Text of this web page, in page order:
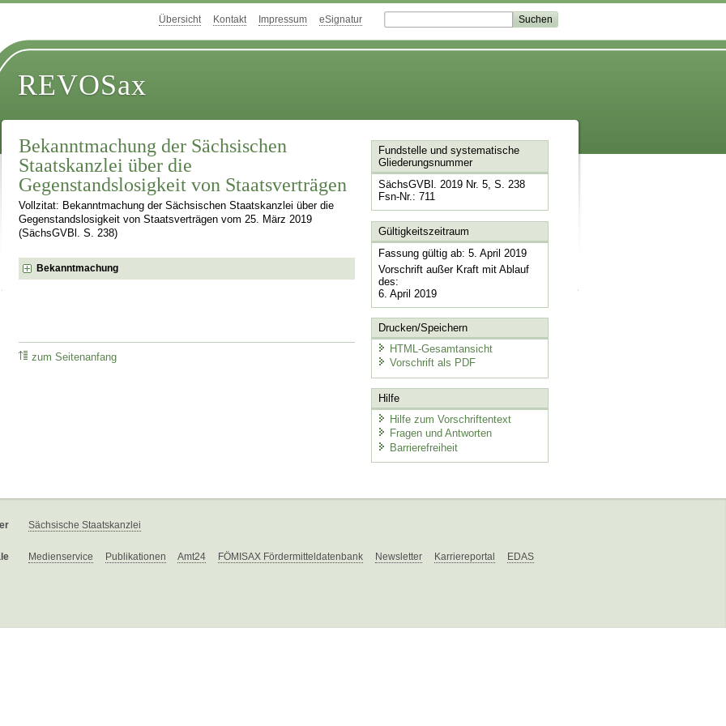
Übersicht Kontakt Impressum eSignatur
REVOSax
Bekanntmachung der Sächsischen
Staatskanzlei über die
Gegenstandslosigkeit von Staatsverträgen
Vollzitat: Bekanntmachung der Sächsischen Staatskanzlei über die
Gegenstandslosigkeit von Staatsverträgen vom 25. März 2019
(SächsGVBl. S. 238)
Bekanntmachung
zum Seitenanfang
Fundstelle und systematische
Gliederungsnummer
SächsGVBl. 2019 Nr. 5, S. 238
Fsn-Nr.: 711
Gültigkeitszeitraum
Fassung gültig ab: 5. April 2019
Vorschrift außer Kraft mit Ablauf
des:
6. April 2019
Drucken/Speichern
HTML-Gesamtansicht
Vorschrift als PDF
Hilfe
Hilfe zum Vorschriftentext
Fragen und Antworten
Barrierefreiheit
Sächsische Staatskanzlei
Medienservice Publikationen Amt24 FÖMISAX Fördermitteldatenbank Newsletter Karriereportal EDAS